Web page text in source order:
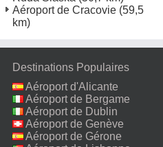
Aéroport de Cracovie (59,5
km)
Destinations Populaires
Aéroport d'Alicante
Aéroport de Bergame
Aéroport de Dublin
Aéroport de Genève
Aéroport de Gérone